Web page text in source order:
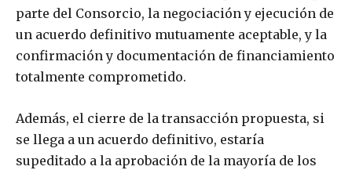
parte del Consorcio, la negociación y ejecución de
un acuerdo definitivo mutuamente aceptable, y la
confirmación y documentación de financiamiento
totalmente comprometido.
Además, el cierre de la transacción propuesta, si
se llega a un acuerdo definitivo, estaría
supeditado a la aprobación de la mayoría de los